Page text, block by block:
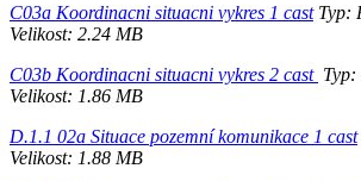
C03a Koordinacni situacni vykres 1 castTyp:
Velikost: 2.24 MB
C03b Koordinacni situacni vykres 2 cast Typ:
Velikost: 1.86 MB
D.1.1 02a Situace pozemní komunikace 1 cast
Velikost: 1.88 MB